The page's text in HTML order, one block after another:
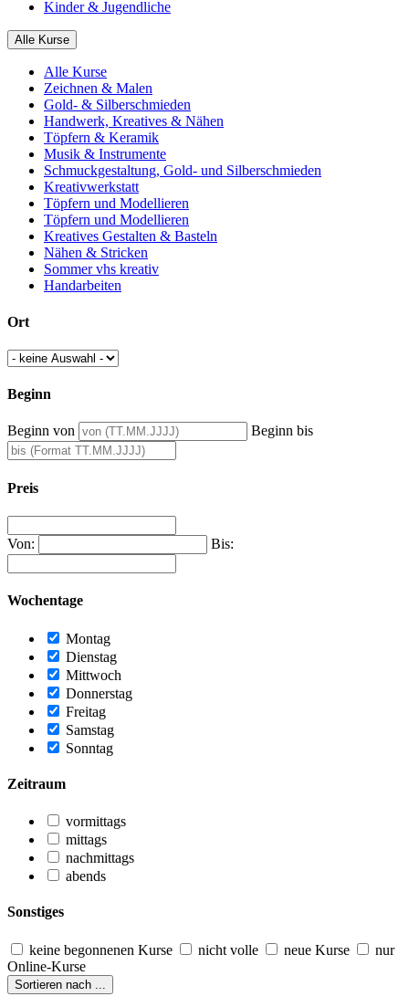
Kinder & Jugendliche
Alle Kurse
Alle Kurse
Zeichnen & Malen
Gold- & Silberschmieden
Handwerk, Kreatives & Nähen
Töpfern & Keramik
Musik & Instrumente
Schmuckgestaltung, Gold- und Silberschmieden
Kreativwerkstatt
Töpfern und Modellieren
Töpfern und Modellieren
Kreatives Gestalten & Basteln
Nähen & Stricken
Sommer vhs kreativ
Handarbeiten
Ort
Beginn
Beginn von Beginn bis
Preis
Von: Bis:
Wochentage
Montag
Dienstag
Mittwoch
Donnerstag
Freitag
Samstag
Sonntag
Zeitraum
vormittags
mittags
nachmittags
abends
Sonstiges
keine begonnenen Kurse nicht volle neue Kurse
nur
Online-Kurse
Sortieren nach ...